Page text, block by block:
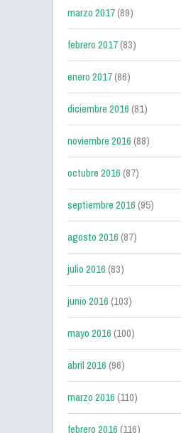
marzo 2017(89)
febrero 2017(83)
enero 2017(86)
diciembre 2016(81)
noviembre 2016(88)
octubre 2016(87)
septiembre 2016(95)
agosto 2016(87)
julio 2016(83)
junio 2016(103)
mayo 2016(100)
abril 2016(96)
marzo 2016(110)
febrero 2016(116)